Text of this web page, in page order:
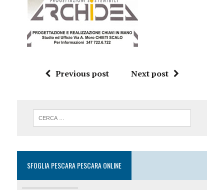
Previous post Next post
SFOGLIA PESCARA PESCARA ONLINE